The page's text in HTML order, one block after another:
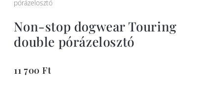
pórázelosztó
Non-stop dogwear Touring
double pórázelosztó
11 700 Ft